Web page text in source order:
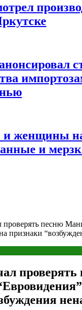
женщины
и
песню
признаки
проверять